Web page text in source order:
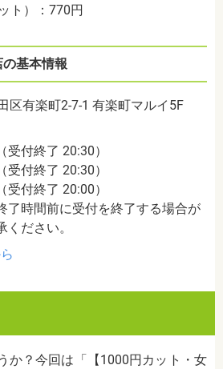
ト）：770円
基本情報
区有楽町2-7-1 有楽町マルイ5F
付終了 20:30）
付終了 20:30）
付終了 20:00）
了時間前に受付を終了する場合が
ださい。
か？今回は「【1000円カット・女